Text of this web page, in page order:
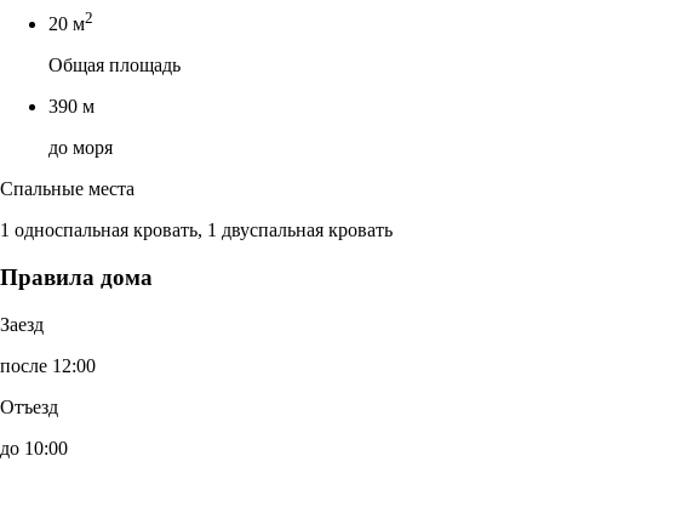
20 м2
Общая площадь
390 м
до моря
Спальные места
1 односпальная кровать, 1 двуспальная кровать
Правила дома
Заезд
после 12:00
Отъезд
до 10:00